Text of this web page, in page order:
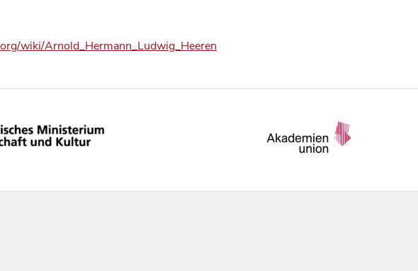
wiki/Arnold_Hermann_Ludwig_Heeren